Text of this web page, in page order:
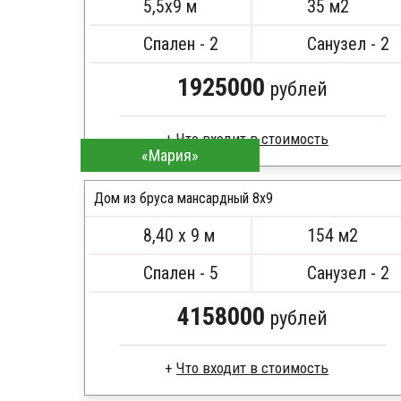
Сборка на березовые нагеля, джут
Металлические сваи 108 диаметр
ПОДРОБНЕЕ
5,5х9 м
35 м2
Спален - 2
Санузел - 2
1925000 рублей
Что входит в стоимость
Брус камерной сушки
Стропила, балки 50х200 мм
Метизы, саморезы, гвозди
Сборка на березовые нагеля, джут
ПОДРОБНЕЕ
«Мария»
Дом из бруса мансардный 8x9
8,40 х 9 м
154 м2
Спален - 5
Санузел - 2
4158000 рублей
Что входит в стоимость